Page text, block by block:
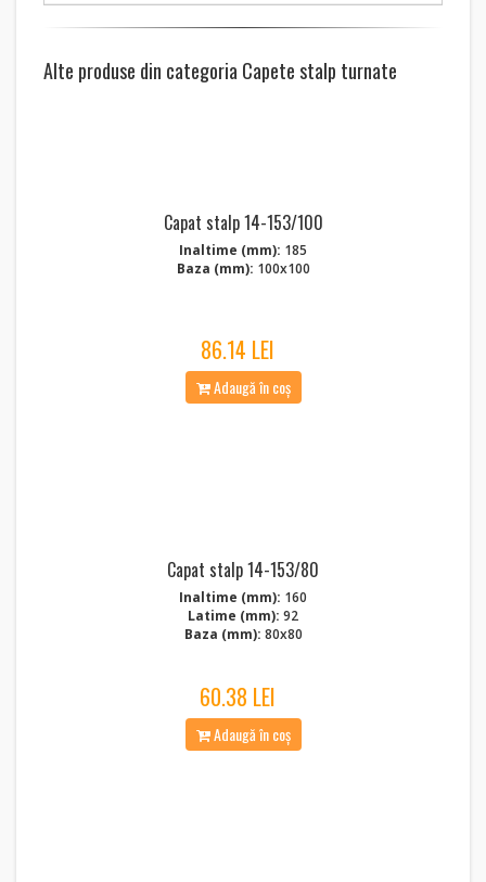
Alte produse din categoria Capete stalp turnate
Capat stalp 14-153/100
Inaltime (mm): 185
Baza (mm): 100x100
86.14 LEI
Adaugă în coș
Capat stalp 14-153/80
Inaltime (mm): 160
Latime (mm): 92
Baza (mm): 80x80
60.38 LEI
Adaugă în coș